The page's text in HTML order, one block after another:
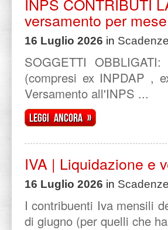
versamento per
16 Luglio 2026 in Scadenze
SOGGETTI
(compresi ex INPDAP ,
Versamento all'INPS ...
Leggi ancora »
IVA | Liquidazione e
16 Luglio 2026 in Scadenze
I contribuenti Iva mensili
di giugno (per quelli che